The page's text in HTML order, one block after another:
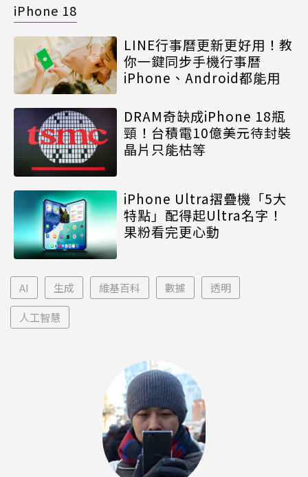
iPhone 18
LINE行事曆更新更好用！教
你一鍵同步手機行事曆
iPhone、Android都能用
DRAM奇缺成iPhone 18瓶
頸！台積電10億美元待封裝
晶片只能枯等
iPhone Ultra摺疊機「5大
特點」配得起Ultra名字！
果粉看完更心動
AI 生成 維基百科 數據 透明
人工智慧